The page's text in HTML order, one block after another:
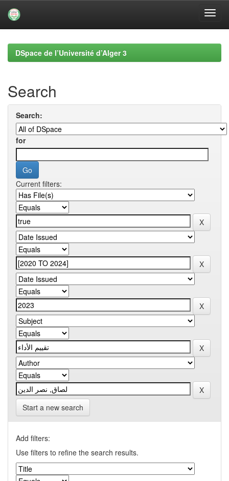
navigationDSpace de l’Université d’Alger 3
Search
Search:
for
Current filters:
Start a new search
Add filters:
Use filters to refine the search results.